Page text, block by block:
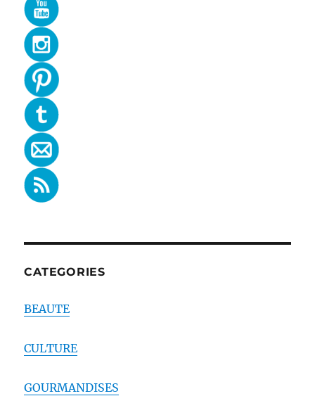
CATEGORIES
BEAUTE
CULTURE
GOURMANDISES